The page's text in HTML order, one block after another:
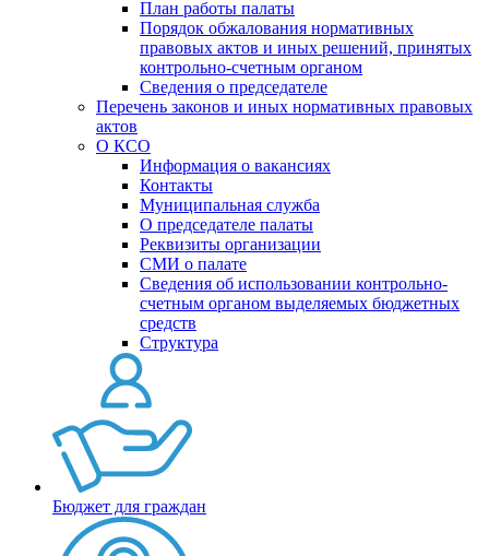
План работы палаты
Порядок обжалования нормативных
правовых актов и иных решений, принятых
контрольно-счетным органом
Сведения о председателе
Перечень законов и иных нормативных правовых
актов
О КСО
Информация о вакансиях
Контакты
Муниципальная служба
О председателе палаты
Реквизиты организации
СМИ о палате
Сведения об использовании контрольно-
счетным органом выделяемых бюджетных
средств
Структура
Бюджет для граждан